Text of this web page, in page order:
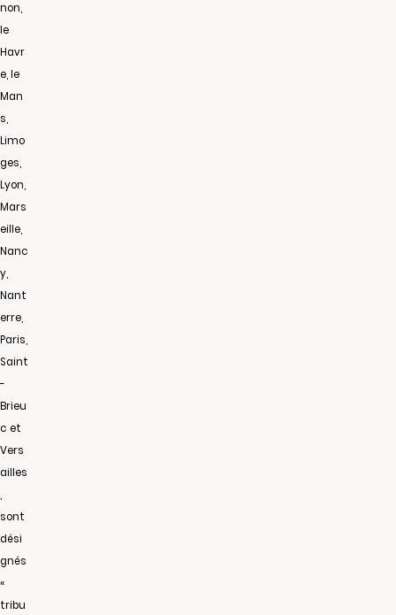
non,
le
Havr
e, le
Man
s,
Limo
ges,
Lyon,
Mars
eille,
Nanc
y,
Nant
erre,
Paris,
Saint
-
Brieu
c et
Vers
ailles
sont
dési
gnés
«
tribu